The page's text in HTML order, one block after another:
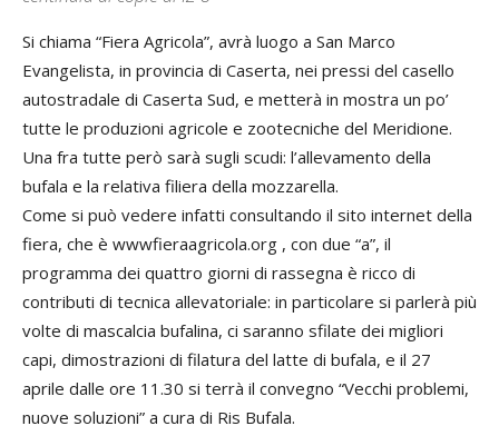
Si chiama “Fiera Agricola”, avrà luogo a San Marco
Evangelista, in provincia di Caserta, nei pressi del casello
autostradale di Caserta Sud, e metterà in mostra un po’
tutte le produzioni agricole e zootecniche del Meridione.
Una fra tutte però sarà sugli scudi: l’allevamento della
bufala e la relativa filiera della mozzarella.
Come si può vedere infatti consultando il sito internet della
fiera, che è wwwfieraagricola.org , con due “a”, il
programma dei quattro giorni di rassegna è ricco di
contributi di tecnica allevatoriale: in particolare si parlerà più
volte di mascalcia bufalina, ci saranno sfilate dei migliori
capi, dimostrazioni di filatura del latte di bufala, e il 27
aprile dalle ore 11.30 si terrà il convegno “Vecchi problemi,
nuove soluzioni” a cura di Ris Bufala.